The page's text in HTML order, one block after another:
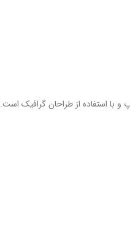
با استفاده از طراحان گرافیک است.